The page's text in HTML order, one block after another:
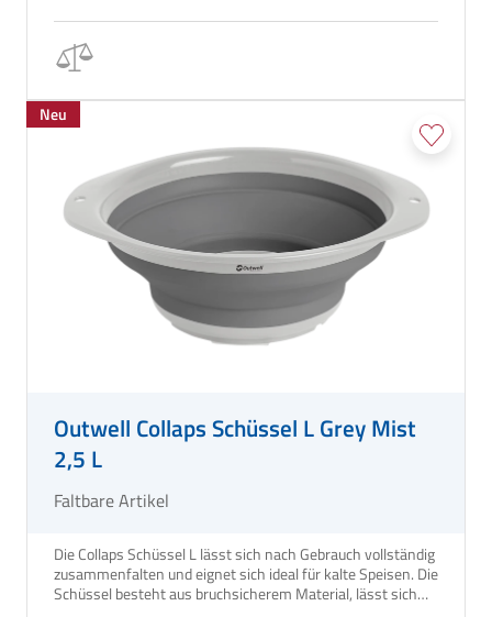
Neu
Outwell Collaps Schüssel L Grey Mist
2,5 L
Faltbare Artikel
Die Collaps Schüssel L lässt sich nach Gebrauch vollständig
zusammenfalten und eignet sich ideal für kalte Speisen. Die
Schüssel besteht aus bruchsicherem Material, lässt sich